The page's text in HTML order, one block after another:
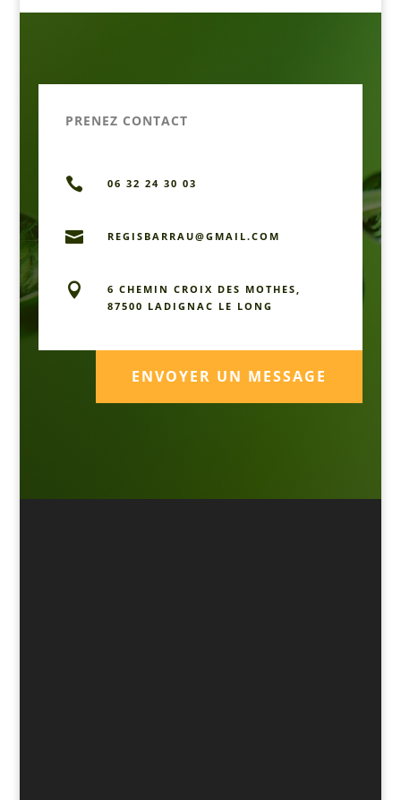
PRENEZ CONTACT
 06 32 24 30 03
 REGISBARRAU@GMAIL.COM

6 CHEMIN CROIX DES MOTHES,
87500 LADIGNAC LE LONG
ENVOYER UN MESSAGE